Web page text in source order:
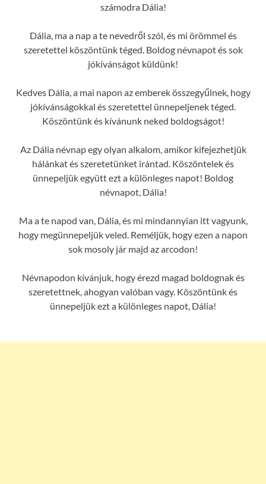
számodra Dália!
Dália, ma a nap a te nevedről szól, és mi örömmel és
szeretettel köszöntünk téged. Boldog névnapot és sok
jókívánságot küldünk!
Kedves Dália, a mai napon az emberek összegyűlnek, hogy
jókívánságokkal és szeretettel ünnepeljenek téged.
Köszöntünk és kívánunk neked boldogságot!
Az Dália névnap egy olyan alkalom, amikor kifejezhetjük
hálánkat és szeretetünket irántad. Köszöntelek és
ünnepeljük együtt ezt a különleges napot! Boldog
névnapot, Dália!
Ma a te napod van, Dália, és mi mindannyian itt vagyunk,
hogy megünnepeljük veled. Reméljük, hogy ezen a napon
sok mosoly jár majd az arcodon!
Névnapodon kívánjuk, hogy érezd magad boldognak és
szeretettnek, ahogyan valóban vagy. Köszöntünk és
ünnepeljük ezt a különleges napot, Dália!